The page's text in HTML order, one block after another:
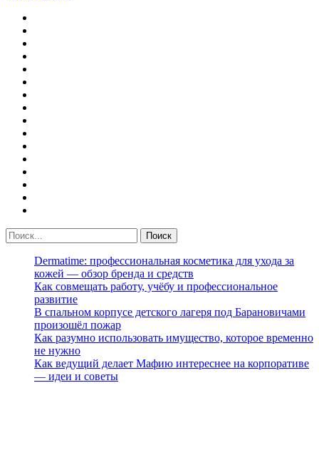
Dermatime: профессиональная косметика для ухода за
кожей — обзор бренда и средств
Как совмещать работу, учёбу и профессиональное
развитие
В спальном корпусе детского лагеря под Барановичами
произошёл пожар
Как разумно использовать имущество, которое временно
не нужно
Как ведущий делает Мафию интереснее на корпоративе
— идеи и советы